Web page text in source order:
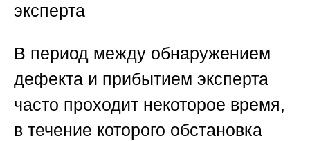
эксперта
В период между обнаружением
дефекта и прибытием эксперта
часто проходит некоторое время,
в течение которого обстановка